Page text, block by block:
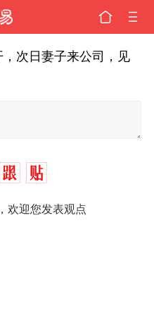
次日妻子来公司，见
欢迎您发表观点